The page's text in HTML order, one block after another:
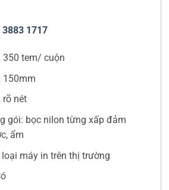
3883 1717
350 tem/ cuộn
150mm
rõ nét
gói: bọc nilon từng xấp đảm
ẩm
máy in trên thị trường